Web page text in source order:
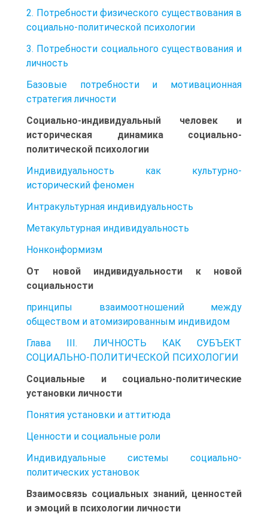
2. Потребности физического существования в
социально-политической психологии
3. Потребности социального существования и
личность
Базовые потребности и мотивационная
стратегия личности
Социально-индивидуальный человек и
историческая динамика социально-
политической психологии
Индивидуальность как культурно-
исторический феномен
Интракультурная индивидуальность
Метакультурная индивидуальность
Нонконформизм
От новой индивидуальности к новой
социальности
принципы взаимоотношений между
обществом и атомизированным индивидом
Глава III. ЛИЧНОСТЬ КАК СУБЪЕКТ
СОЦИАЛЬНО-ПОЛИТИЧЕСКОЙ ПСИХОЛОГИИ
Социальные и социально-политические
установки личности
Понятия установки и аттитюда
Ценности и социальные роли
Индивидуальные системы социально-
политических установок
Взаимосвязь социальных знаний, ценностей
и эмоций в психологии личности